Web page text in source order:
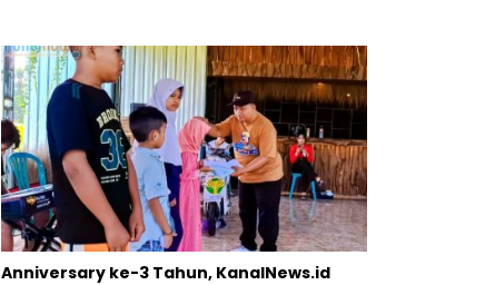
Anniversary ke-3 Tahun, KanalNews.id